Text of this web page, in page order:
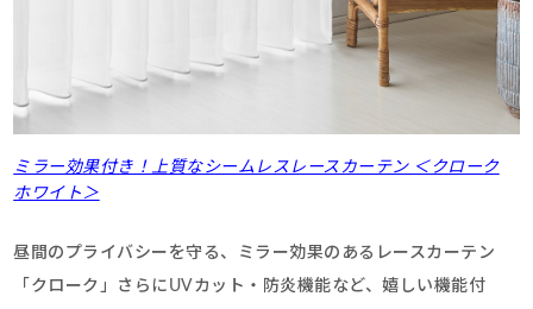
ミラー効果付き！上質なシームレスレースカーテン ＜クローク
ホワイト＞
昼間のプライバシーを守る、ミラー効果のあるレースカーテン
「クローク」さらにUVカット・防炎機能など、嬉しい機能付